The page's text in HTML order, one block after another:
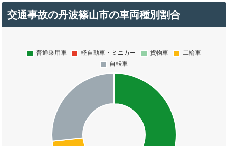
交通事故の丹波篠山市の車両種別割合